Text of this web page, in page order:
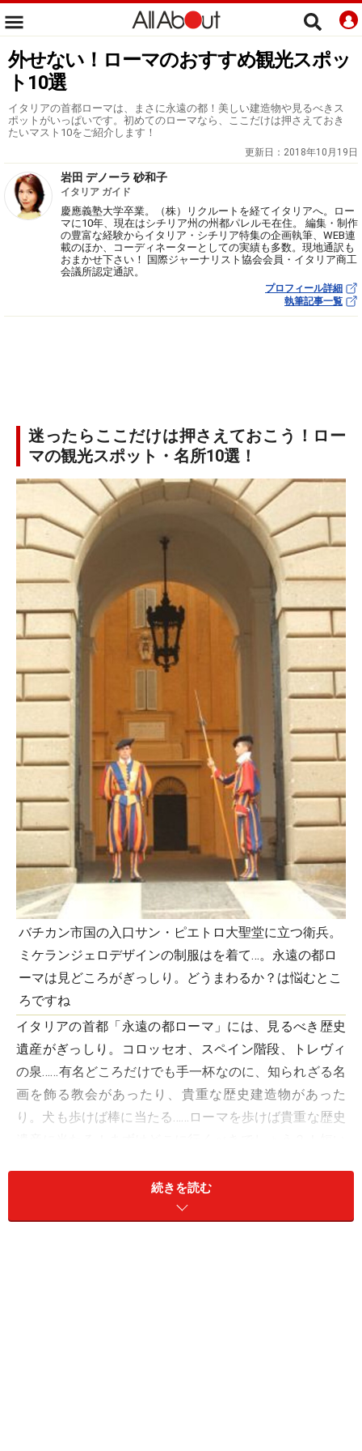
外せない！ローマのおすすめ観光スポッ
ト10選
イタリアの首都ローマは、まさに永遠の都！美しい建造物や見るべきス
ポットがいっぱいです。初めてのローマなら、ここだけは押さえておき
たいマスト10をご紹介します！
更新日： 2018年10月19日
岩田 デノーラ 砂和子
イタリア ガイド
慶應義塾大学卒業。（株）リクルートを経てイタリアへ。ロー
マに10年、現在はシチリア州の州都パレルモ在住。 編集・制作
の豊富な経験からイタリア・シチリア特集の企画執筆、WEB連
載のほか、コーディネーターとしての実績も多数。現地通訳も
おまかせ下さい！ 国際ジャーナリスト協会会員・イタリア商工
会議所認定通訳。
プロフィール詳細
執筆記事一覧
迷ったらここだけは押さえておこう！ロー
マの観光スポット・名所10選！
バチカン市国の入口サン・ピエトロ大聖堂に立つ衛兵。
ミケランジェロデザインの制服はを着て…。永遠の都ロ
ーマは見どころがぎっしり。どうまわるか？は悩むとこ
ろですね
イタリアの首都「永遠の都ローマ」には、見るべき歴史
遺産がぎっしり。コロッセオ、スペイン階段、トレヴィ
の泉……有名どころだけでも手一杯なのに、知られざる名
画を飾る教会があったり、貴重な歴史建造物があった
り。犬も歩けば棒に当たる……ローマを歩けば貴重な歴史
続きを読む